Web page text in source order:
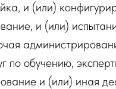
и (или)
и (или)
по обучению,
и (или) иная